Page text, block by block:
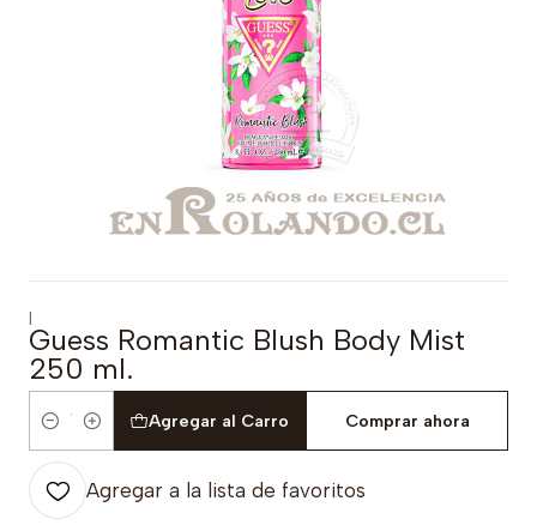
|
Guess Romantic Blush Body Mist
250 ml.
Cantidad
Agregar al Carro Comprar ahora
Agregar a la lista de favoritos